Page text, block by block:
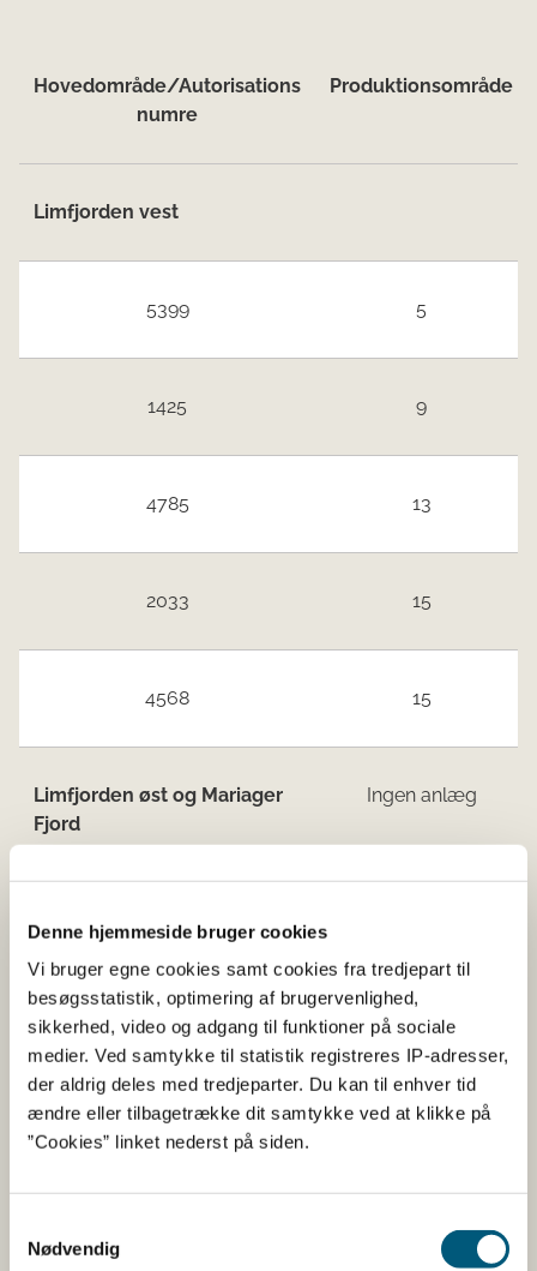
Denne hjemmeside bruger cookies
Vi bruger egne cookies samt cookies fra tredjepart til
besøgsstatistik, optimering af brugervenlighed,
sikkerhed, video og adgang til funktioner på sociale
medier. Ved samtykke til statistik registreres IP-adresser,
der aldrig deles med tredjeparter. Du kan til enhver tid
ændre eller tilbagetrække dit samtykke ved at klikke på
”Cookies” linket nederst på siden.
Nødvendig
Hovedområde/Autorisations
numre
Produktionsområde
Limfjorden vest
5399 5
1425 9
4785 13
2033 15
4568 15
Limfjorden øst og Mariager
Fjord
Ingen anlæg
Kattegat nord
Jyllands østkyst syd for
Djursland og Fyn
1431
Kattegat syd - Samsø bælt Ingen anlæg